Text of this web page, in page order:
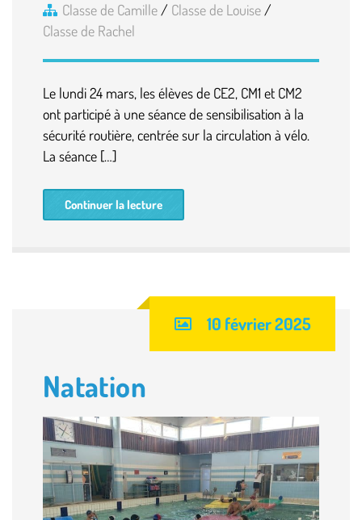
Classe de Camille / Classe de Louise /
Classe de Rachel
Le lundi 24 mars, les élèves de CE2, CM1 et CM2
ont participé à une séance de sensibilisation à la
sécurité routière, centrée sur la circulation à vélo.
La séance […]
Continuer la lecture
10 février 2025
Natation